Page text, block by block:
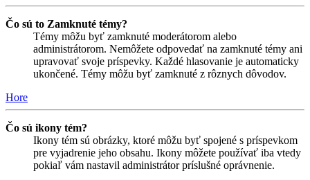
Čo sú to Zamknuté témy?
Témy môžu byť zamknuté moderátorom alebo
administrátorom. Nemôžete odpovedať na zamknuté témy ani
upravovať svoje príspevky. Každé hlasovanie je automaticky
ukončené. Témy môžu byť zamknuté z rôznych dôvodov.
Hore
Čo sú ikony tém?
Ikony tém sú obrázky, ktoré môžu byť spojené s príspevkom
pre vyjadrenie jeho obsahu. Ikony môžete používať iba vtedy
pokiaľ vám nastavil administrátor príslušné oprávnenie.